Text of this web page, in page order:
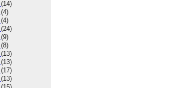
(14)
(4)
(4)
(24)
(9)
(8)
(13)
(13)
(17)
(13)